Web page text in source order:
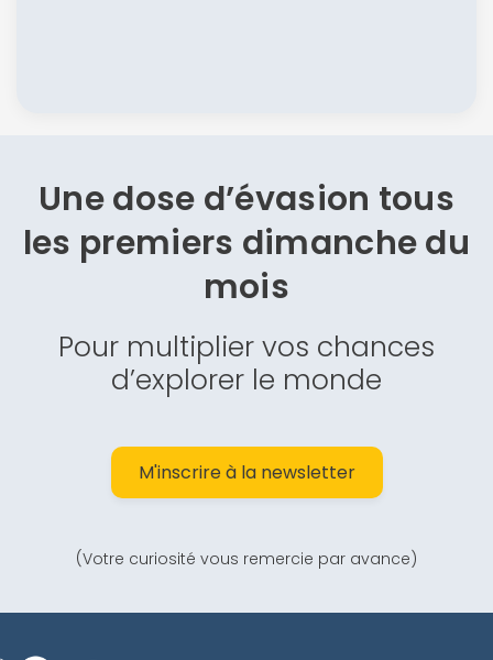
Une dose d’évasion tous
les premiers dimanche du
mois
Pour multiplier vos chances
d’explorer le monde
M'inscrire à la newsletter
(Votre curiosité vous remercie par avance)